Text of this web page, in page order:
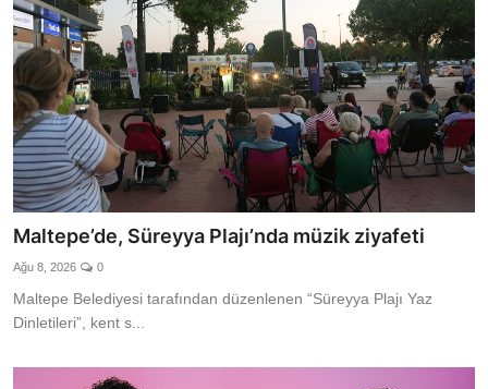
Maltepe’de, Süreyya Plajı’nda müzik ziyafeti
Ağu 8, 2026 0
Maltepe Belediyesi tarafından düzenlenen “Süreyya Plajı Yaz
Dinletileri”, kent s...